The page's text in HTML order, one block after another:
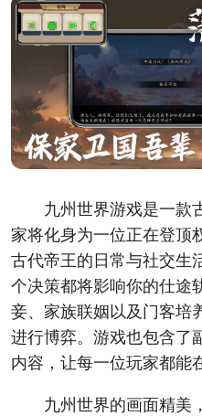
九州世界游戏是一款
家将化身为一位正在登顶
古代帝王的日常与社交生
个决策都将影响你的仕途
妾、家族联姻以及门客培
进行博弈。游戏也包含了
内容，让每一位玩家都能
九州世界的画面精美